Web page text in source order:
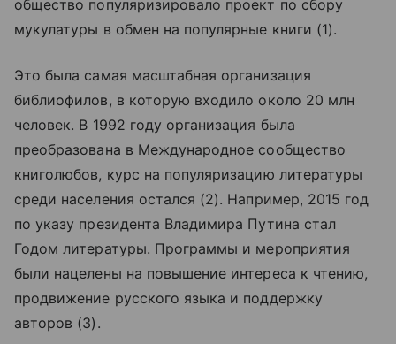
общество популяризировало проект по сбору
мукулатуры в обмен на популярные книги (1).
Это была самая масштабная организация
библиофилов, в которую входило около 20 млн
человек. В 1992 году организация была
преобразована в Международное сообщество
книголюбов, курс на популяризацию литературы
среди населения остался (2). Например, 2015 год
по указу президента Владимира Путина стал
Годом литературы. Программы и мероприятия
были нацелены на повышение интереса к чтению,
продвижение русского языка и поддержку
авторов (3).